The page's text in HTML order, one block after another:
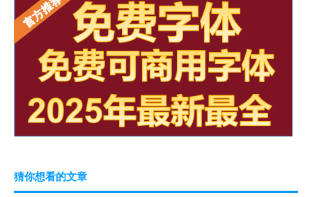
猜你想看的文章